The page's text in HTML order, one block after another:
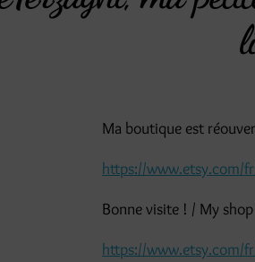
Ma boutique est
https://www.etsy.com/
Bonne visite ! / My
https://www.etsy.com/